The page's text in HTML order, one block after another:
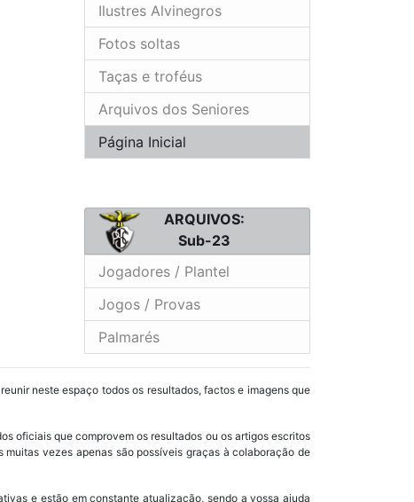
Ilustres Alvinegros
Fotos soltas
Taças e troféus
Arquivos dos Seniores
Página Inicial
ARQUIVOS:
Sub-23
Jogadores / Plantel
Jogos / Provas
Palmarés
neste espaço todos os resultados, factos e imagens que
oficiais que comprovem os resultados ou os artigos escritos
vezes apenas são possíveis graças à colaboração de
e estão em constante atualização, sendo a vossa ajuda